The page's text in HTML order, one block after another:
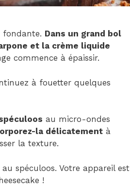
fondante. Dans un grand bol
et la crème liquide
commence à épaissir.
à fouetter quelques
au micro-ondes
la délicatement à
la texture.
spéculoos. Votre appareil est
!